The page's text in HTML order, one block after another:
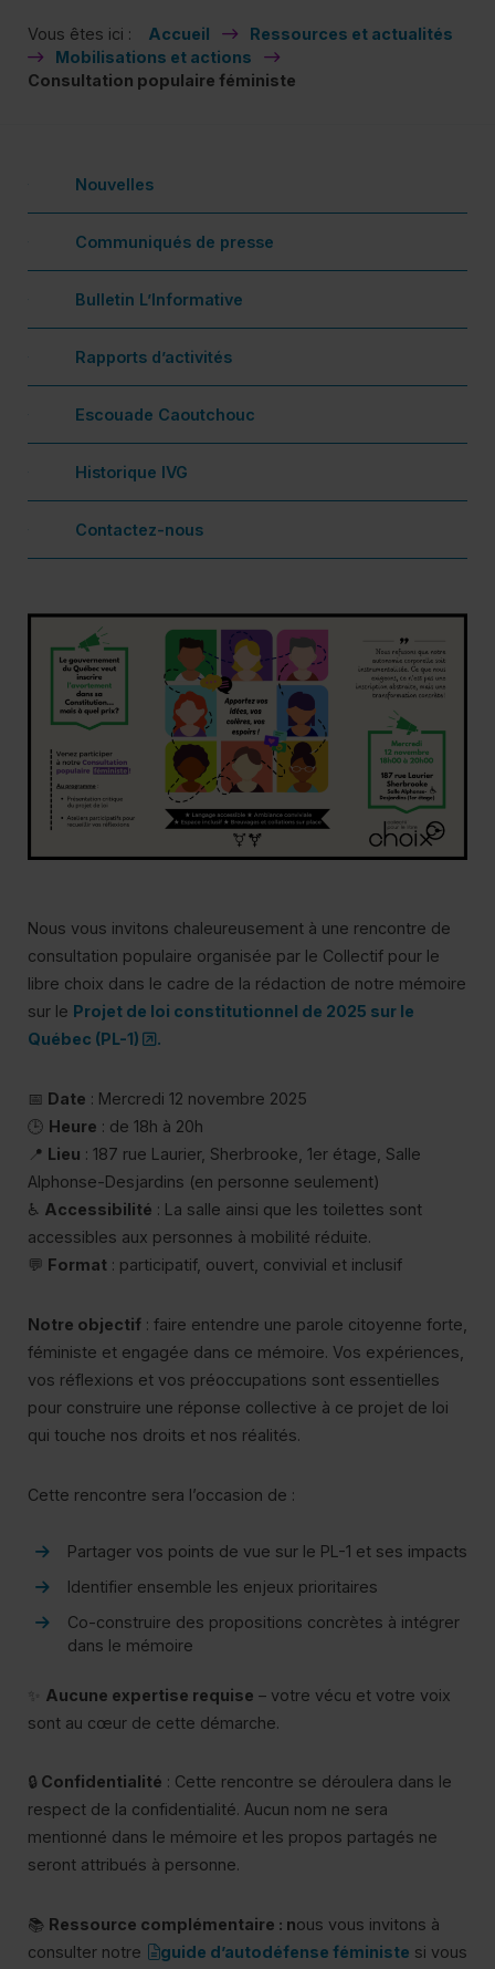
Vous êtes ici : Accueil
Ressources et actualités
Mobilisations et actions
Consultation populaire féministe
Nouvelles
Communiqués de presse
Bulletin L’Informative
Rapports d’activités
Escouade Caoutchouc
Historique IVG
Contactez-nous
Nous vous invitons chaleureusement à une rencontre de
consultation populaire organisée par le Collectif pour le
libre choix dans le cadre de la rédaction de notre mémoire
sur le Projet de loi constitutionnel de 2025 sur le
Québec (PL-1)
(ce lien s’ouvrira dans une nouvelle
.
📅 Date : Mercredi 12 novembre 2025
🕒 Heure : de 18h à 20h
📍 Lieu : 187 rue Laurier, Sherbrooke, 1er étage, Salle
Alphonse-Desjardins (en personne seulement)
♿ Accessibilité : La salle ainsi que les toilettes sont
accessibles aux personnes à mobilité réduite.
💬 Format : participatif, ouvert, convivial et inclusif
Notre objectif : faire entendre une parole citoyenne forte,
féministe et engagée dans ce mémoire. Vos expériences,
vos réflexions et vos préoccupations sont essentielles
pour construire une réponse collective à ce projet de loi
qui touche nos droits et nos réalités.
Cette rencontre sera l’occasion de :
Partager vos points de vue sur le PL-1 et ses impacts
Identifier ensemble les enjeux prioritaires
Co-construire des propositions concrètes à intégrer
dans le mémoire
✨ Aucune expertise requise – votre vécu et votre voix
sont au cœur de cette démarche.
🔒 Confidentialité : Cette rencontre se déroulera dans le
respect de la confidentialité. Aucun nom ne sera
mentionné dans le mémoire et les propos partagés ne
seront attribués à personne.
📚 Ressource complémentaire : nous vous invitons à
consulter notre
(pdf)
guide d’autodéfense féministe si vous